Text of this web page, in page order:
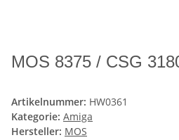
MOS 8375 / CSG
Artikelnummer: HW0361
Kategorie: Amiga
Hersteller: MOS